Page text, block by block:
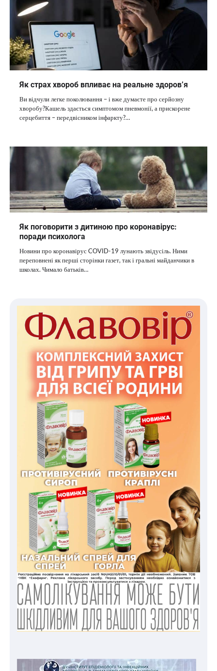
Як страх хвороб впливає на реальне здоров’я
Ви відчули легке поколювання – і вже думаєте про серйозну
хворобу?Кашель здається симптомом пневмонії, а прискорене
серцебиття – передвісником інфаркту?…
Як поговорити з дитиною про коронавірус:
поради психолога
Новини про коронавірус COVID-19 лунають звідусіль. Ними
переповнені як перші сторінки газет, так і гральні майданчики в
школах. Чимало батьків…